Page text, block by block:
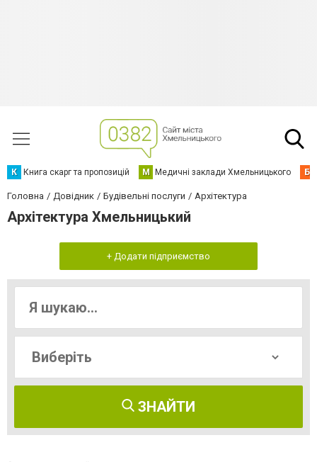
К Книга скарг та пропозицій М Медичні заклади Хмельницького Б
Головна Довідник Будівельні послуги Архітектура
Архітектура Хмельницький
+ Додати підприємство
ЗНАЙТИ